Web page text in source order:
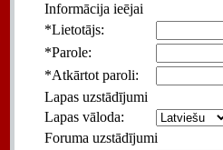
Informācija ieējai
*Lietotājs:
*Parole:
*Atkārtot paroli:
Lapas uzstādījumi
Lapas vāloda:
Foruma uzstādījumi